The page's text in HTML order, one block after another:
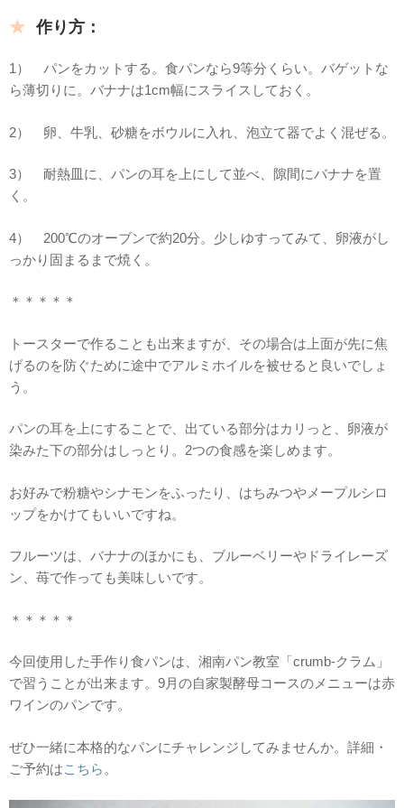
作り方：
1） パンをカットする。食パンなら9等分くらい。バゲットな
ら薄切りに。バナナは1cm幅にスライスしておく。
2） 卵、牛乳、砂糖をボウルに入れ、泡立て器でよく混ぜる。
3） 耐熱皿に、パンの耳を上にして並べ、隙間にバナナを置
く。
4） 200℃のオーブンで約20分。少しゆすってみて、卵液がし
っかり固まるまで焼く。
＊＊＊＊＊
トースターで作ることも出来ますが、その場合は上面が先に焦
げるのを防ぐために途中でアルミホイルを被せると良いでしょ
う。
パンの耳を上にすることで、出ている部分はカリっと、卵液が
染みた下の部分はしっとり。2つの食感を楽しめます。
お好みで粉糖やシナモンをふったり、はちみつやメープルシロ
ップをかけてもいいですね。
フルーツは、バナナのほかにも、ブルーベリーやドライレーズ
ン、苺で作っても美味しいです。
＊＊＊＊＊
今回使用した手作り食パンは、湘南パン教室「crumb-クラム」
で習うことが出来ます。9月の自家製酵母コースのメニューは赤
ワインのパンです。
ぜひ一緒に本格的なパンにチャレンジしてみませんか。詳細・
ご予約はこちら 。